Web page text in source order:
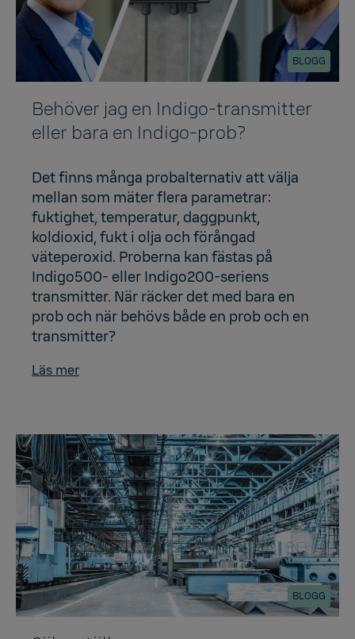
BLOGG
Behöver jag en Indigo-transmitter
eller bara en Indigo-prob?
Det finns många probalternativ att välja
mellan som mäter flera parametrar:
fuktighet, temperatur, daggpunkt,
koldioxid, fukt i olja och förångad
väteperoxid. Proberna kan fästas på
Indigo500- eller Indigo200-seriens
transmitter. När räcker det med bara en
prob och när behövs både en prob och en
transmitter?
Läs mer
BLOGG